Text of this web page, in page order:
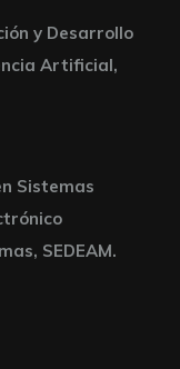
y Desarrollo
Artificial,
Sistemas
SEDEAM.